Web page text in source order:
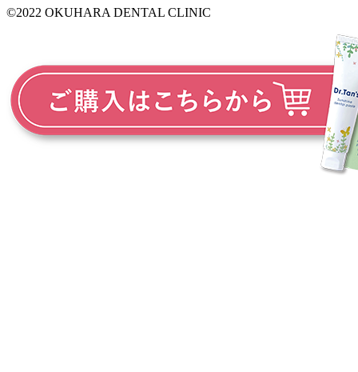
©2022 OKUHARA DENTAL CLINIC